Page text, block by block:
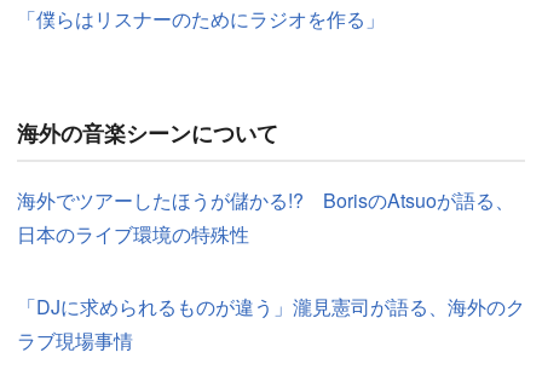
「僕らはリスナーのためにラジオを作る」
海外の音楽シーンについて
海外でツアーしたほうが儲かる!? BorisのAtsuoが語る、
日本のライブ環境の特殊性
「DJに求められるものが違う」瀧見憲司が語る、海外のク
ラブ現場事情